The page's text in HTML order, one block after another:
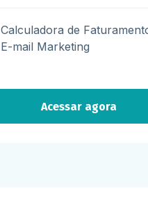
Calculadora de
E-mail Marketing
Acessar agora